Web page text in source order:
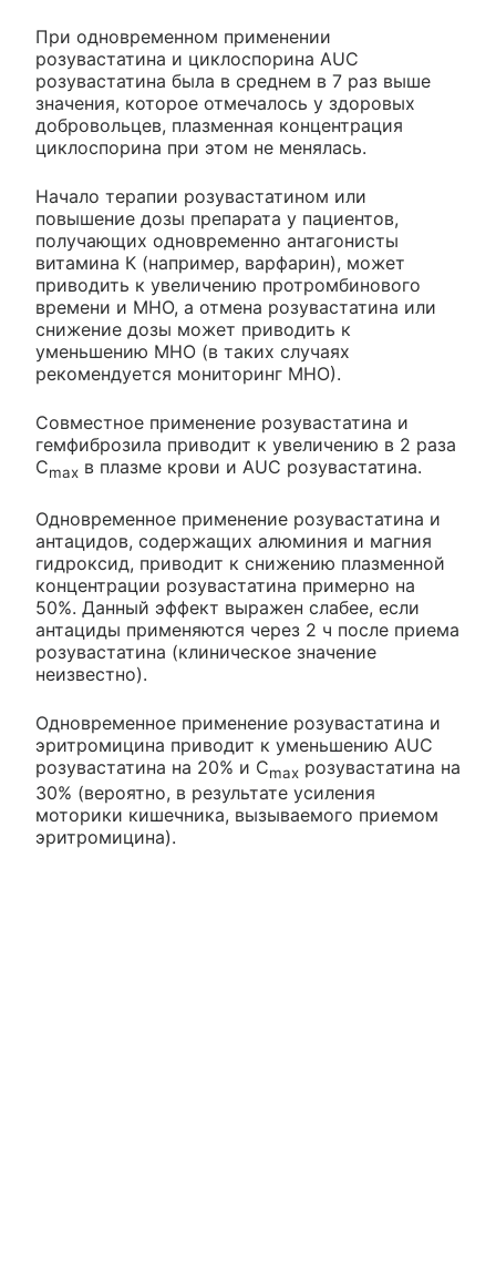
При одновременном применении
розувастатина и циклоспорина AUC
розувастатина была в среднем в 7 раз выше
значения, которое отмечалось у здоровых
добровольцев, плазменная концентрация
циклоспорина при этом не менялась.
Начало терапии розувастатином или
повышение дозы препарата у пациентов,
получающих одновременно антагонисты
витамина К (например, варфарин), может
приводить к увеличению протромбинового
времени и МНО, а отмена розувастатина или
снижение дозы может приводить к
уменьшению МНО (в таких случаях
рекомендуется мониторинг МНО).
Совместное применение розувастатина и
гемфиброзила приводит к увеличению в 2 раза
Cmax в плазме крови и AUC розувастатина.
Одновременное применение розувастатина и
антацидов, содержащих алюминия и магния
гидроксид, приводит к снижению плазменной
концентрации розувастатина примерно на
50%. Данный эффект выражен слабее, если
антациды применяются через 2 ч после приема
розувастатина (клиническое значение
неизвестно).
Одновременное применение розувастатина и
эритромицина приводит к уменьшению AUC
розувастатина на 20% и Cmax розувастатина на
30% (вероятно, в результате усиления
моторики кишечника, вызываемого приемом
эритромицина).